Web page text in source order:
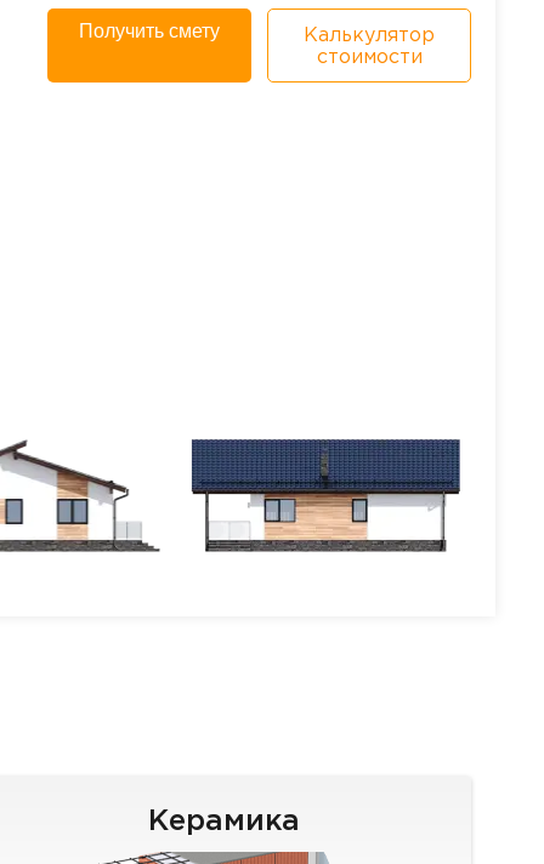
Получить смету
Калькулятор
стоимости
Керамика